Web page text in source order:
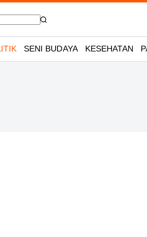
SENI BUDAYA KESEHATAN